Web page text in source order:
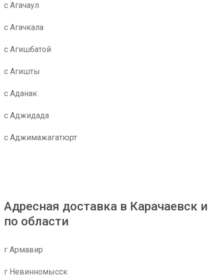
с Агачаул
с Агачкала
с Агишбатой
с Агишты
с Аданак
с Аджидада
с Аджимажагатюрт
Адресная доставка в Карачаевск и
по области
г Армавир
г Невинномысск